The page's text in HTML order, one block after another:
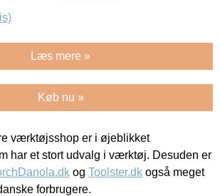
Læs mere »
Køb nu »
værktøjsshop er i øjeblikket
har et stort udvalg i værktøj. Desuden er
og Toolster.dk også meget
forbrugere.